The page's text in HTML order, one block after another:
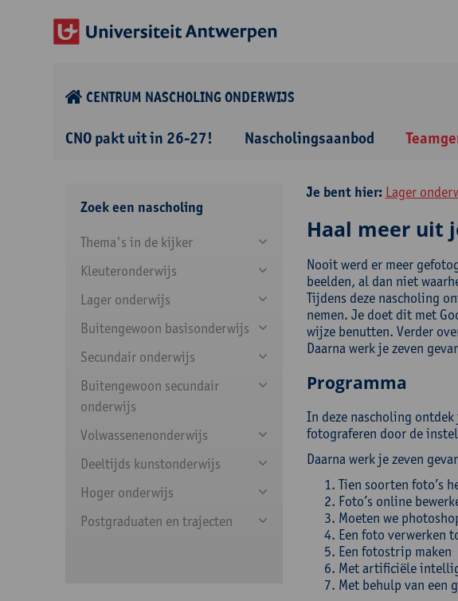
CENTRUM NASCHOLING ONDERWIJS
CNO pakt uit in 26-27! Nascholingsaanbod
Zoek een nascholing
Thema's in de kijker
Kleuteronderwijs
Lager onderwijs
Buitengewoon basisonderwijs
Secundair onderwijs
Buitengewoon secundair
onderwijs
Volwassenenonderwijs
Deeltijds kunstonderwijs
Hoger onderwijs
Postgraduaten en trajecten
Je bent hier: Lager
Haal meer uit
Nooit werd er meer
beelden, al dan niet
Tijdens deze nascholing
nemen. Je doet dit met
wijze benutten. Verder
Daarna werk je zeven
Programma
In deze nascholing
fotograferen door de
Daarna werk je zeven
Tien soorten foto’s
Foto’s online
Moeten we
Een foto verwerken
Een fotostrip maken
Met artificiële
Met behulp van een